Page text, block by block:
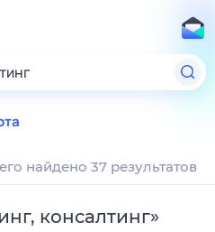
найдено 37 результатов
консалтинг»